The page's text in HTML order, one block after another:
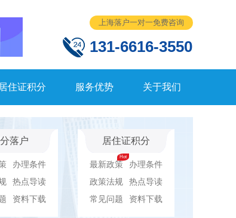
上海落户一对一免费咨询
131-6616-3550
住证积分 服务优势 关于我们
落户
办理条件
热点导读
资料下载
居住证积分
最新政策
办理条件
政策法规
热点导读
常见问题
资料下载